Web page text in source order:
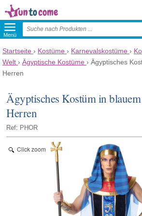
Menü
Startseite › Kostüme › Karnevalskostüme ›
Welt › Ägyptische Kostüme › Ägyptisches
Herren
Ägyptisches Kostüm in
Herren
Ref: PHOR
Click zoom